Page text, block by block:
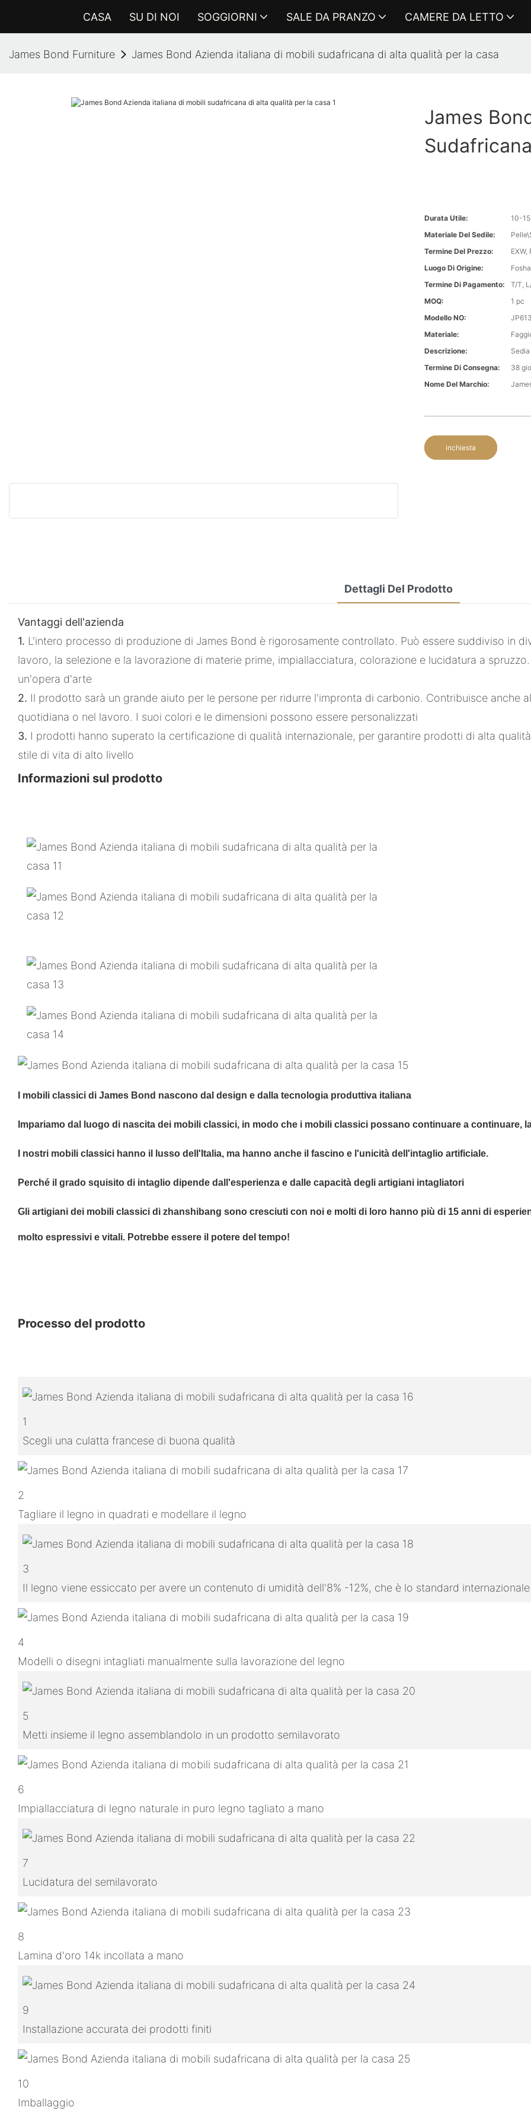
CASA SU DI NOI SOGGIORNI SALE DA PRANZO CAMERE DA LETTO
James Bond Furniture James Bond Azienda italiana di mobili sudafricana di alta qualità per la casa
James
Durata Utile:
10-
Materiale Del Sedile:
Termine Del Prezzo:
EXW,
Luogo Di Origine:
Termine Di Pagamento:
T/T,
MOQ:
1 pc
Modello NO:
Materiale:
Descrizione:
Termine Di Consegna:
38
Nome Del Marchio:
inchiesta
Dettagli Del Prodotto
Vantaggi dell'azienda
1. L'intero processo di produzione di James Bond è rigorosamente controllato. Può essere suddiviso in
lavoro, la selezione e la lavorazione di materie prime, impiallacciatura, colorazione e lucidatura a
un'opera d'arte
2. Il prodotto sarà un grande aiuto per le persone per ridurre l'impronta di carbonio. Contribuisce anche
quotidiana o nel lavoro. I suoi colori e le dimensioni possono essere personalizzati
3. I prodotti hanno superato la certificazione di qualità internazionale, per garantire prodotti di alta
stile di vita di alto livello
Informazioni sul prodotto
I mobili classici di James Bond nascono dal design e dalla tecnologia produttiva italiana
Impariamo dal luogo di nascita dei mobili classici, in modo che i mobili classici possano continuare a continuare,
I nostri mobili classici hanno il lusso dell'Italia, ma hanno anche il fascino e l'unicità dell'intaglio artificiale.
Perché il grado squisito di intaglio dipende dall'esperienza e dalle capacità degli artigiani intagliatori
Gli artigiani dei mobili classici di zhanshibang sono cresciuti con noi e molti di loro hanno più di 15 anni di
molto espressivi e vitali. Potrebbe essere il potere del tempo!
Processo del prodotto
1
Scegli una culatta francese di buona qualità
2
Tagliare il legno in quadrati e modellare il legno
3
Il legno viene essiccato per avere un contenuto di umidità dell'8% -12%, che è lo standard
4
Modelli o disegni intagliati manualmente sulla lavorazione del legno
5
Metti insieme il legno assemblandolo in un prodotto semilavorato
6
Impiallacciatura di legno naturale in puro legno tagliato a mano
7
Lucidatura del semilavorato
8
Lamina d'oro 14k incollata a mano
9
Installazione accurata dei prodotti finiti
10
Imballaggio